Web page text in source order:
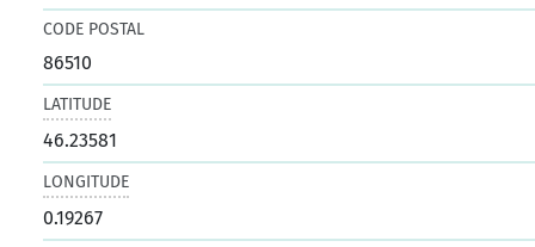
CODE POSTAL
86510
LATITUDE
46.23581
LONGITUDE
0.19267